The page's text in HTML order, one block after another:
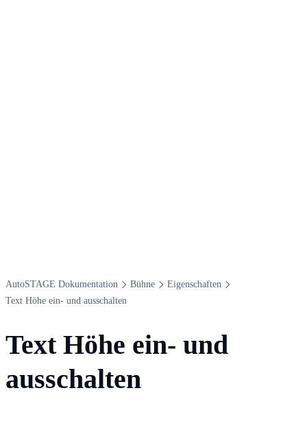
Auto​STAGE Dokumentation Bühne
Eigenschaften
Text Höhe ein- und ausschalten
Text Höhe ein- und
ausschalten